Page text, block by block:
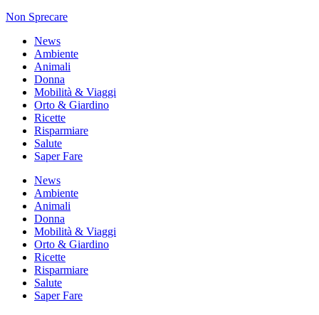
Non Sprecare
News
Ambiente
Animali
Donna
Mobilità & Viaggi
Orto & Giardino
Ricette
Risparmiare
Salute
Saper Fare
News
Ambiente
Animali
Donna
Mobilità & Viaggi
Orto & Giardino
Ricette
Risparmiare
Salute
Saper Fare